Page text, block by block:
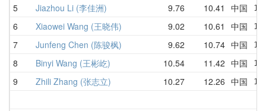
5 Jiazhou Li (李佳洲) 9.76 10.41 中国
6 Xiaowei Wang (王晓伟) 9.02 10.61 中国
7 Junfeng Chen (陈骏枫) 9.62 10.74 中国
8 Binyi Wang (王彬屹) 10.54 11.42 中国
9 Zhili Zhang (张志立) 10.27 12.26 中国